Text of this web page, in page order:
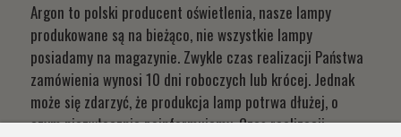
Argon to polski producent oświetlenia, nasze lampy
produkowane są na bieżąco, nie wszystkie lampy
posiadamy na magazynie. Zwykle czas realizacji Państwa
zamówienia wynosi 10 dni roboczych lub krócej. Jednak
może się zdarzyć, że produkcja lamp potrwa dłużej, o
czym niezwłocznie poinformujemy. Czas realizacji